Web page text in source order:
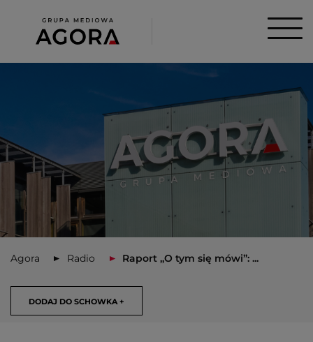
Agora Radio Raport „O tym się mówi”: ...
DODAJ DO SCHOWKA +